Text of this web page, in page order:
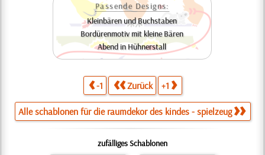
Passende Designs:
Kleinbären und Buchstaben
Bordürenmotiv mit kleine Bären
Abend in Hühnerstall
-1 Zurück +1
Alle schablonen für die raumdekor des kindes - spielzeug
zufälliges Schablonen